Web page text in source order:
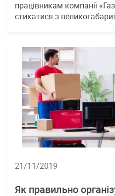
працівникам компанії
стикатися з
21/11/2019
Як правильно